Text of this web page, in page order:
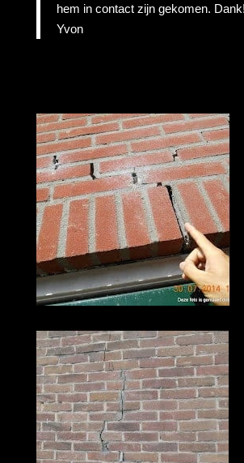
hem in contact zijn gekomen.
Yvon